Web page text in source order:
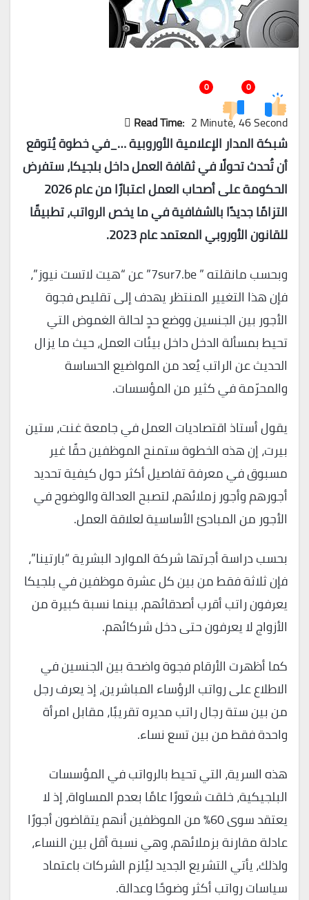
0
0
Read Time: 2 Minute, 46 Second
شبكة المدار الإعلامية الأوروبية …_في خطوة يُتوقع
أن تُحدث تحولًا في ثقافة العمل داخل بلجيكا، ستفرض
الحكومة على أصحاب العمل اعتبارًا من عام 2026
التزامًا جديدًا بالشفافية في ما يخص الرواتب، تطبيقًا
للقانون الأوروبي المعتمد عام 2023.
وبحسب مانقلته ” 7sur7.be” عن “هيت لاتست نيوز”،
فإن هذا التغيير المنتظر يهدف إلى تقليص فجوة
الأجور بين الجنسين ووضع حدٍ لحالة الغموض التي
تحيط بمسألة الدخل داخل بيئات العمل، حيث ما يزال
الحديث عن الراتب يُعد من المواضيع الحساسة
والمحرّمة في كثير من المؤسسات.
يقول أستاذ اقتصاديات العمل في جامعة غنت، ستين
بيرت، إن هذه الخطوة ستمنح الموظفين حقًا غير
مسبوق في معرفة تفاصيل أكثر حول كيفية تحديد
أجورهم وأجور زملائهم، لتصبح العدالة والوضوح في
الأجور من المبادئ الأساسية لعلاقة العمل.
بحسب دراسة أجرتها شركة الموارد البشرية “بارتينا”،
فإن ثلاثة فقط من بين كل عشرة موظفين في بلجيكا
يعرفون راتب أقرب أصدقائهم، بينما نسبة كبيرة من
الأزواج لا يعرفون حتى دخل شركائهم.
كما أظهرت الأرقام فجوة واضحة بين الجنسين في
الاطلاع على رواتب الرؤساء المباشرين، إذ يعرف رجل
من بين ستة رجال راتب مديره تقريبًا، مقابل امرأة
واحدة فقط من بين تسع نساء.
هذه السرية، التي تحيط بالرواتب في المؤسسات
البلجيكية، خلقت شعورًا عامًا بعدم المساواة، إذ لا
يعتقد سوى 60% من الموظفين أنهم يتقاضون أجورًا
عادلة مقارنة بزملائهم، وهي نسبة أقل بين النساء،
ولذلك، يأتي التشريع الجديد ليُلزم الشركات باعتماد
سياسات رواتب أكثر وضوحًا وعدالة.